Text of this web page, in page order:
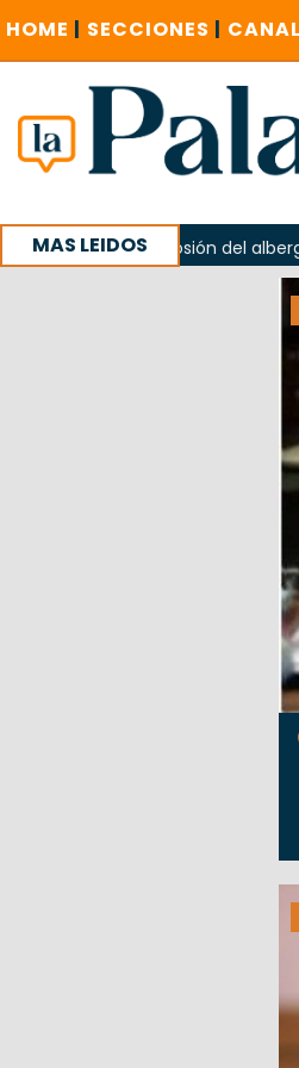
HOME | SECCIONES |
MAS LEIDOSdel albergue municipal
con un encuentro provincial en